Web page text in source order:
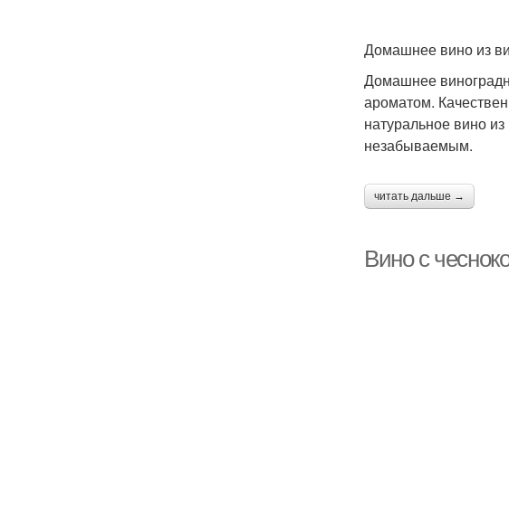
Домашнее вино из
Домашнее
ароматом.
натуральное вино
незабываемым.
читать дальше →
Вино с